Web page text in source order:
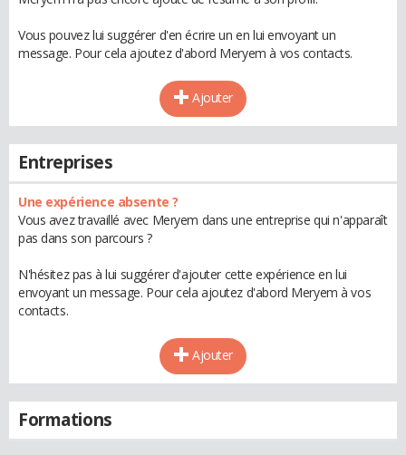
Vous pouvez lui suggérer d'en écrire un en lui envoyant un
message. Pour cela ajoutez d'abord Meryem à vos contacts.
Ajouter
Entreprises
Une expérience absente ?
Vous avez travaillé avec Meryem dans une entreprise qui n'apparaît
pas dans son parcours ?
N'hésitez pas à lui suggérer d'ajouter cette expérience en lui
envoyant un message. Pour cela ajoutez d'abord Meryem à vos
contacts.
Ajouter
Formations